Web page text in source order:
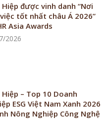
Hiệp được vinh danh “Nơi
tốt nhất châu Á 2026”
Asia Awards
2026
Hiệp – Top 10 Doanh
ESG Việt Nam Xanh 2026
Nông Nghiệp Công Nghệ